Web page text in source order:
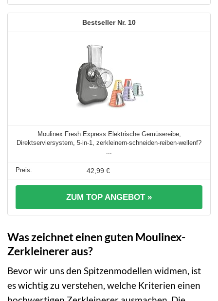
10
Moulinex Fresh Express Elektrische Gemüsereibe,
Direktserviersystem, 5-in-1, zerkleinern-schneiden-reiben-wellenf?
42,99 €
ZUM TOP ANGEBOT »
Was zeichnet einen guten Moulinex-
Zerkleinerer aus?
Bevor wir uns den Spitzenmodellen widmen, ist
es wichtig zu verstehen, welche Kriterien einen